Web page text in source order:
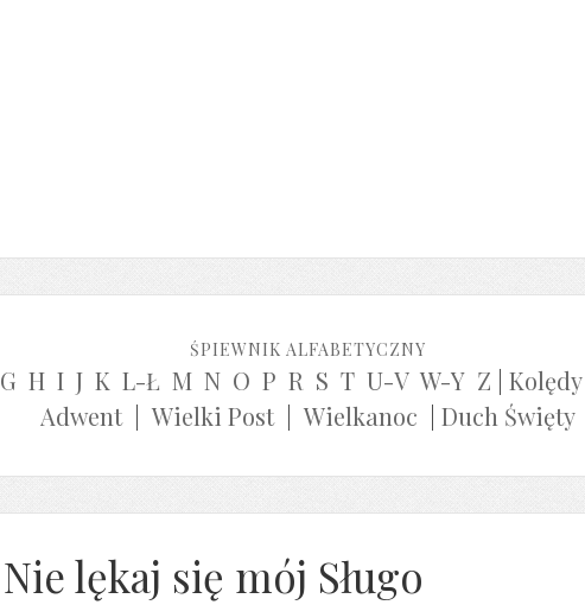
ŚPIEWNIK ALFABETYCZNY
G H I J K L-Ł M N O P R S T U-V W-Y Z Kolędy|
Adwent| Wielki Post| Wielkanoc Duch Święty
Nie lękaj się mój Sługo